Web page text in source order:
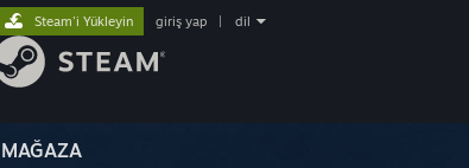
MAĞAZA
Steam'i Yükleyin giriş yap dil